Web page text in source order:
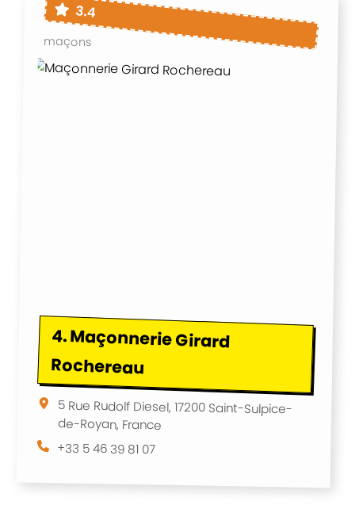
3.4
maçons
4.Maçonnerie Girard
Rochereau
5 Rue Rudolf Diesel, 17200 Saint-Sulpice-
de-Royan, France
+33 5 46 39 81 07